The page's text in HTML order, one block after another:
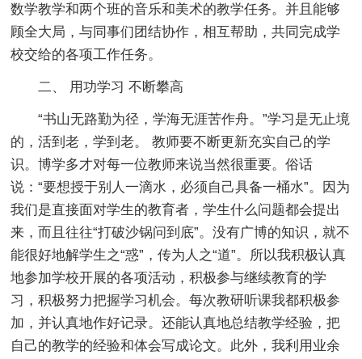
数学教学和两个班的音乐和美术的教学任务。并且能够
顾全大局，与同事们团结协作，相互帮助，共同完成学
校交给的各项工作任务。
二、 用功学习 不断攀高
“书山无路勤为径，学海无涯苦作舟。”学习是无止境
的，活到老，学到老。 教师要不断更新充实自己的学
识。博学多才对每一位教师来说当然很重要。俗话
说：“要想授于别人一滴水，必须自己具备一桶水”。因为
我们是直接面对学生的教育者，学生什么问题都会提出
来，而且往往“打破沙锅问到底”。没有广博的知识，就不
能很好地解学生之“惑”，传为人之“道”。所以我积极认真
地参加学校开展的各项活动，积极参与继续教育的学
习，积极努力把握学习机会。每次教研听课我都积极参
加，并认真地作好记录。还能认真地总结教学经验，把
自己的教学的经验和体会写成论文。此外，我利用业余